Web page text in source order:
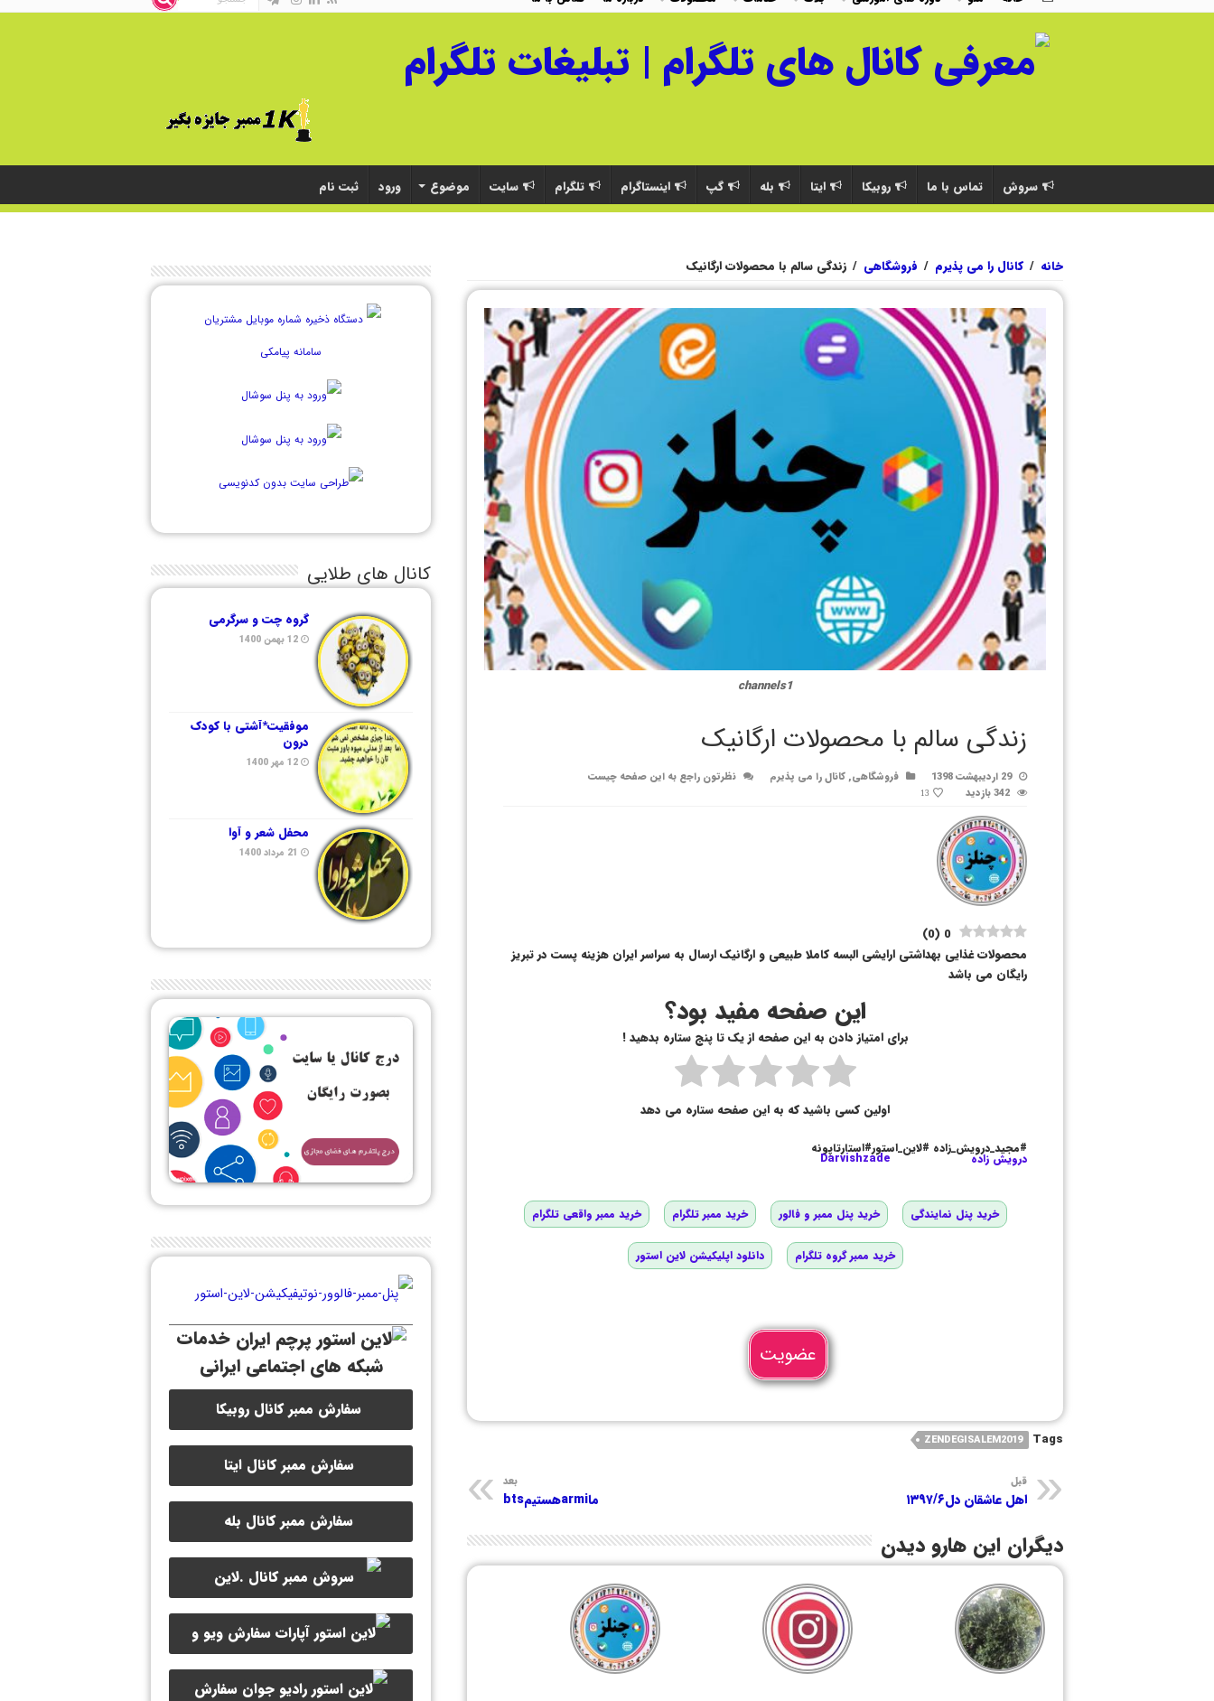
سروش تماس با ما روبیکا ایتا بله گپ اینستاگرام تلگرام سایت موضوع ورود ثبت نام
خانه / کانال را می پذیرم / فروشگاهی / زندگی سالم با محصولات ارگانیک
channels1
زندگی سالم با محصولات ارگانیک
29 اردیبهشت 1398 فروشگاهی,کانال را می پذیرم
نظرتون راجع به این صفحه چیست
342 بازدید
13
0
(
0
)
محصولات غذایی بهداشتی ارایشی البسه کاملا طبیعی و ارگانیک ارسال به سراسر ایران هزینه پست در تبریز
رایگان می باشد
این صفحه مفید بود؟
برای امتیاز دادن به این صفحه از یک تا پنج ستاره بدهید !
اولین کسی باشید که به این صفحه ستاره می دهد
#مجید_درویش_زاده #لاین_استور#استارتاپونه
درویش زاده Darvishzade
خرید پنل نمایندگی خرید پنل ممبر و فالور خرید ممبر تلگرام خرید ممبر واقعی تلگرام
خرید ممبر گروه تلگرام دانلود اپلیکیشن لاین استور
عضویت
Tags
ZENDEGISALEM2019
قبل
اهل عاشقان دل۱۳۹۷/۶
بعد
ماarmiهستیمbts
دیگران این هارو دیدن
کانال های طلایی
گروه چت و سرگرمی
12 بهمن 1400
موفقیت*آشتی با کودک
درون
12 مهر 1400
محفل شعر و آوا
21 مرداد 1400
خدمات
شبکه های اجتماعی ایرانی
سفارش ممبر کانال روبیکا
سفارش ممبر کانال ایتا
سفارش ممبر کانال بله
سفارش ممبر کانال سروش
سفارش ویو و
لایک ویدیو آپارات
سفارش